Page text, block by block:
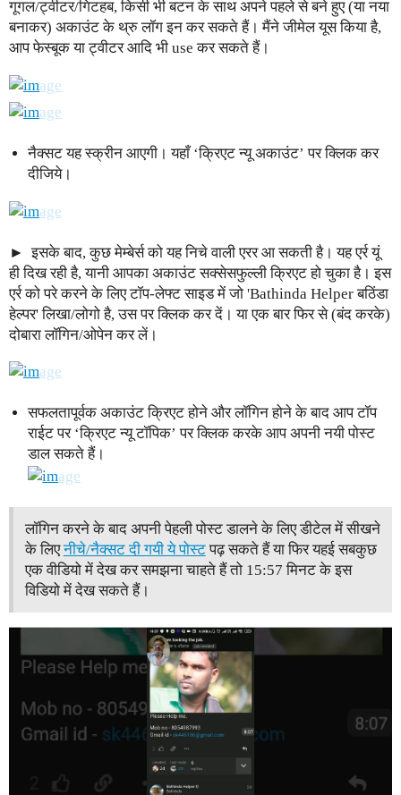
गूगल/ट्वीटर/गिटहब, किसी भी बटन के साथ अपने पहले से बने हुए (या नया
बनाकर) अकाउंट के थ्रु लॉग इन कर सकते हैं। मैंने जीमेल यूस किया है,
आप फेस्बूक या ट्वीटर आदि भी use कर सकते हैं।
नैक्सट यह स्क्रीन आएगी। यहाँ ‘क्रिएट न्यू अकाउंट’ पर क्लिक कर
दीजिये।
इसके बाद, कुछ मेम्बेर्स को यह निचे वाली एरर आ सकती है। यह एर्र यूं
ही दिख रही है, यानी आपका अकाउंट सक्सेसफुल्ली क्रिएट हो चुका है। इस
एर्र को परे करने के लिए टॉप-लेफ्ट साइड में जो 'Bathinda Helper बठिंडा
हेल्पर' लिखा/लोगो है, उस पर क्लिक कर दें। या एक बार फिर से (बंद करके)
दोबारा लॉगिन/ओपेन कर लें।
सफलतापूर्वक अकाउंट क्रिएट होने और लॉगिन होने के बाद आप टॉप
राईट पर ‘क्रिएट न्यू टॉपिक’ पर क्लिक करके आप अपनी नयी पोस्ट
डाल सकते हैं।
लॉगिन करने के बाद अपनी पे‍हली पोस्ट डालने के लिए डीटेल में सीखने
के लिएनीचे/नैक्सट दी गयी ये पोस्टपढ़ सकते हैं या फिर यहई सबकुछ
एक वीडियो में देख कर समझना चाहते हैं तो 15:57 मिनट के इस
विडियो में देख सकते हैं।